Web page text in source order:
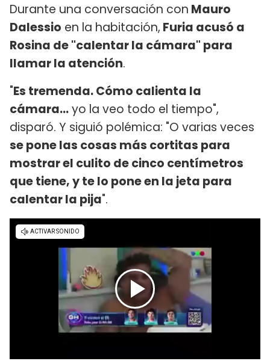
Durante una conversación con Mauro
Dalessio en la habitación, Furia acusó a
Rosina de "calentar la cámara" para
llamar la atención.
"Es tremenda. Cómo calienta la
cámara...yo la veo todo el tiempo",
disparó. Y siguió polémica: "O varias veces
se pone las cosas más cortitas para
mostrar el culito de cinco centímetros
que tiene, y te lo pone en la jeta para
calentar la pija".